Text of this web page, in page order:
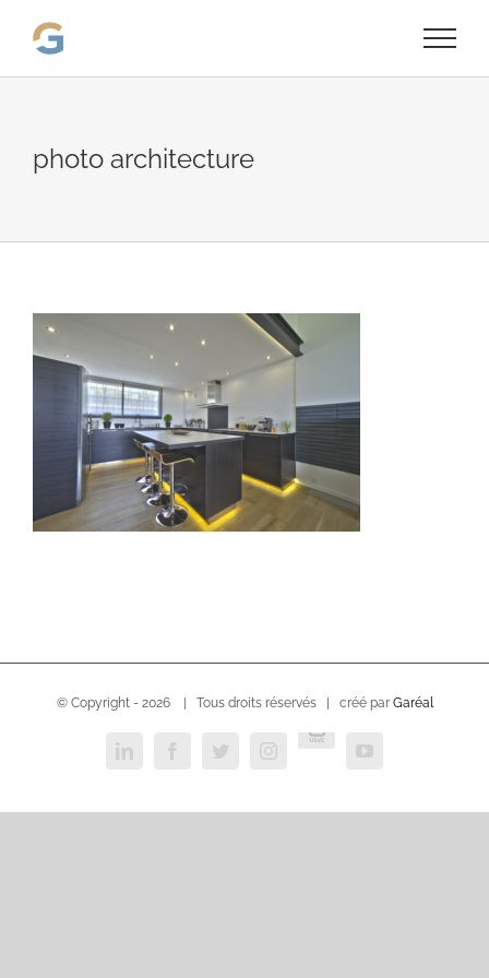
photo architecture
© Copyright - 2026 | Tous droits réservés | créé par Garéal
LinkedInFacebookTwitterInstagram
USVC
YouTube